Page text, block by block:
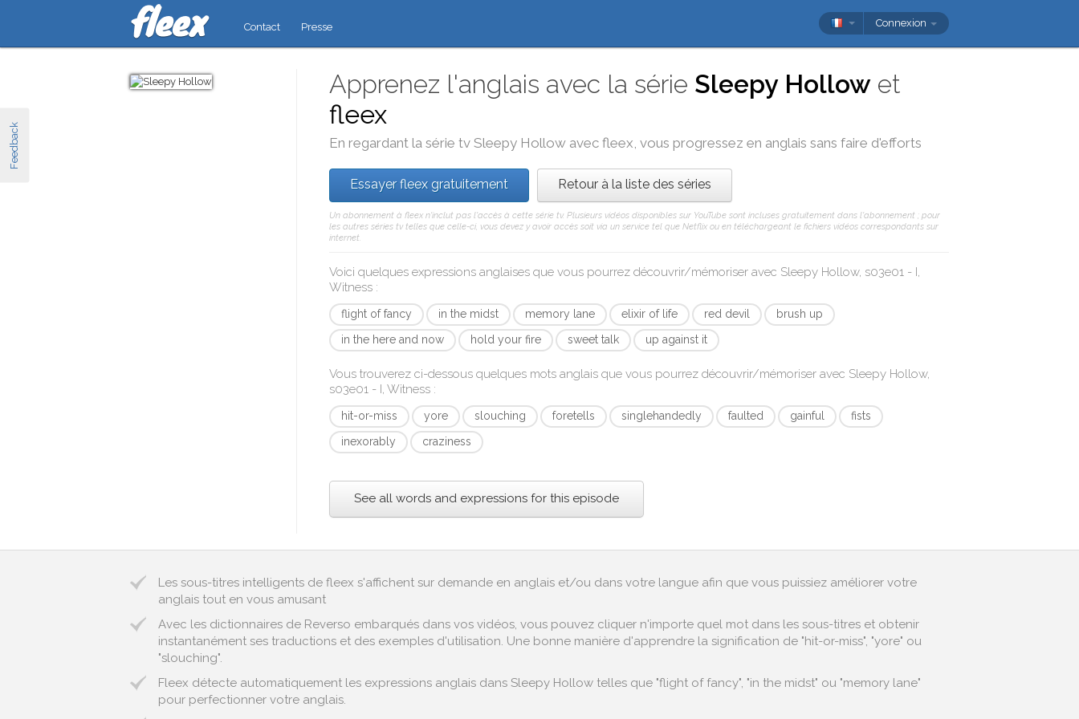
Feedback
Contact Presse Connexion
Apprenez l'anglais avec la série Sleepy Hollow et
fleex
En regardant la série tvSleepy Hollow avecfleex, vous progressez en anglais sans faire d'efforts
Essayer fleex gratuitement Retour à la liste des séries
Un abonnement à fleex n'inclut pas l'accès à cette série tv. Plusieurs vidéos disponibles sur YouTube sont incluses gratuitement dans l'abonnement ; pour
les autres séries tv telles que celle-ci, vous devez y avoir accès soit via un service tel que Netflix ou en téléchargeant le fichiers vidéos correspondants sur
internet.
Voici quelques expressions anglaises que vous pourrez découvrir/mémoriser avec Sleepy Hollow, s03e01 - I,
Witness :
flight of fancy in the midst memory lane elixir of life red devil
brush up
in the here and now
hold your fire sweet talk up against it
Vous trouverez ci-dessous quelques mots anglais que vous pourrez découvrir/mémoriser avec Sleepy Hollow,
s03e01 - I, Witness :
hit-or-miss yore slouching foretells singlehandedly faulted gainful
fists
inexorably
craziness
See all words and expressions for this episode
Les sous-titres intelligents de fleex s'affichent sur demande en anglais et/ou dans votre langue afin que vous puissiez améliorer votre
anglais tout en vous amusant
Avec les dictionnaires de Reverso embarqués dans vos vidéos, vous pouvez cliquer n'importe quel mot dans les sous-titres et obtenir
instantanément ses traductions et des exemples d'utilisation. Une bonne manière d'apprendre la signification de "hit-or-miss", "yore" ou
"slouching".
Fleex détecte automatiquement les expressions anglais dans Sleepy Hollow telles que "flight of fancy", "in the midst" ou "memory lane"
pour perfectionner votre anglais.